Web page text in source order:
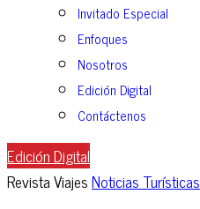
Invitado Especial
Enfoques
Nosotros
Edición Digital
Contáctenos
Edición Digital
Revista ViajesNoticias Turísticas